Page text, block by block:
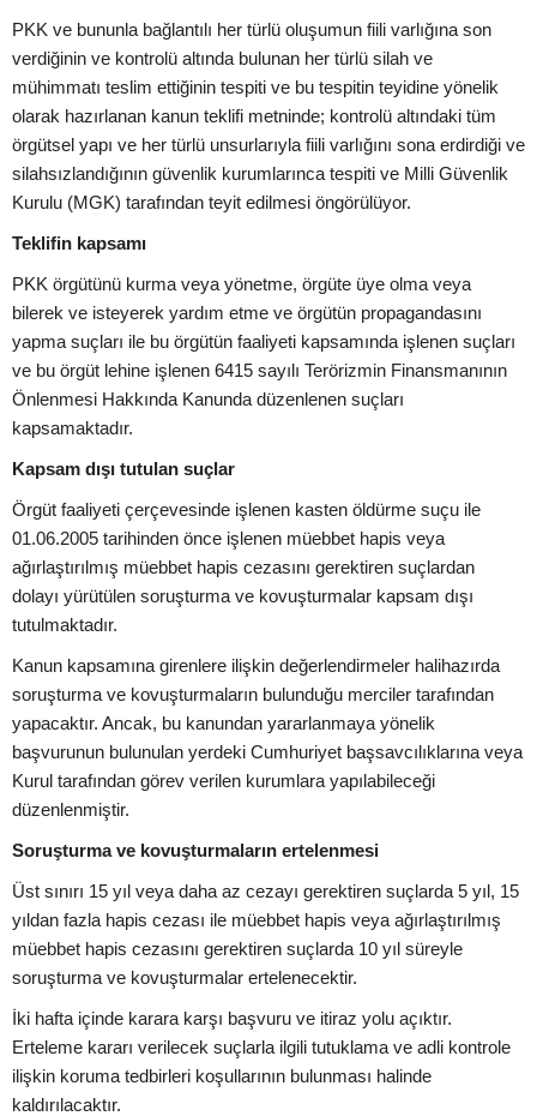
PKK ve bununla bağlantılı her türlü oluşumun fiili varlığına son
verdiğinin ve kontrolü altında bulunan her türlü silah ve
mühimmatı teslim ettiğinin tespiti ve bu tespitin teyidine yönelik
olarak hazırlanan kanun teklifi metninde; kontrolü altındaki tüm
örgütsel yapı ve her türlü unsurlarıyla fiili varlığını sona erdirdiği ve
silahsızlandığının güvenlik kurumlarınca tespiti ve Milli Güvenlik
Kurulu (MGK) tarafından teyit edilmesi öngörülüyor.
Teklifin kapsamı
PKK örgütünü kurma veya yönetme, örgüte üye olma veya
bilerek ve isteyerek yardım etme ve örgütün propagandasını
yapma suçları ile bu örgütün faaliyeti kapsamında işlenen suçları
ve bu örgüt lehine işlenen 6415 sayılı Terörizmin Finansmanının
Önlenmesi Hakkında Kanunda düzenlenen suçları
kapsamaktadır.
Kapsam dışı tutulan suçlar
Örgüt faaliyeti çerçevesinde işlenen kasten öldürme suçu ile
01.06.2005 tarihinden önce işlenen müebbet hapis veya
ağırlaştırılmış müebbet hapis cezasını gerektiren suçlardan
dolayı yürütülen soruşturma ve kovuşturmalar kapsam dışı
tutulmaktadır.
Kanun kapsamına girenlere ilişkin değerlendirmeler halihazırda
soruşturma ve kovuşturmaların bulunduğu merciler tarafından
yapacaktır. Ancak, bu kanundan yararlanmaya yönelik
başvurunun bulunulan yerdeki Cumhuriyet başsavcılıklarına veya
Kurul tarafından görev verilen kurumlara yapılabileceği
düzenlenmiştir.
Soruşturma ve kovuşturmaların ertelenmesi
Üst sınırı 15 yıl veya daha az cezayı gerektiren suçlarda 5 yıl, 15
yıldan fazla hapis cezası ile müebbet hapis veya ağırlaştırılmış
müebbet hapis cezasını gerektiren suçlarda 10 yıl süreyle
soruşturma ve kovuşturmalar ertelenecektir.
İki hafta içinde karara karşı başvuru ve itiraz yolu açıktır.
Erteleme kararı verilecek suçlarla ilgili tutuklama ve adli kontrole
ilişkin koruma tedbirleri koşullarının bulunması halinde
kaldırılacaktır.